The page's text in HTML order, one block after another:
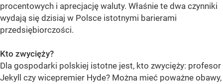
procentowych i aprecjację waluty. Właśnie te dwa czynniki
wydają się dzisiaj w Polsce istotnymi barierami
przedsiębiorczości.
Kto zwycięży?
Dla gospodarki polskiej istotne jest, kto zwycięży: profesor
Jekyll czy wicepremier Hyde? Można mieć poważne obawy,